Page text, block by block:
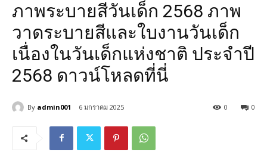
ภาพระบายสีวันเด็ก 2568 ภาพ
วาดระบายสีและใบงานวันเด็ก
เนื่องในวันเด็กแห่งชาติ ประจำปี
2568 ดาวน์โหลดที่นี่
By admin001 6 มกราคม 2025 0
0